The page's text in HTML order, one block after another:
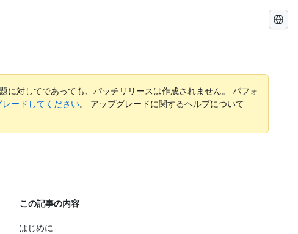
GitHub
検
索
に対してであっても、パッチリリースは作成されません。 パフォ
ードしてください。 アップグレードに関するヘルプについて
この記事の内容
はじめに